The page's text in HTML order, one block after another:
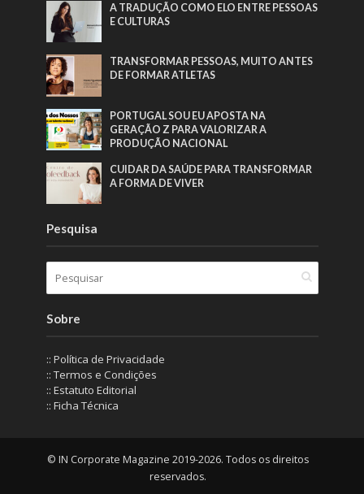
A TRADUÇÃO COMO ELO ENTRE PESSOAS
E CULTURAS
TRANSFORMAR PESSOAS, MUITO ANTES
DE FORMAR ATLETAS
PORTUGAL SOU EU APOSTA NA
GERAÇÃO Z PARA VALORIZAR A
PRODUÇÃO NACIONAL
CUIDAR DA SAÚDE PARA TRANSFORMAR
A FORMA DE VIVER
Pesquisa
Sobre
:: Política de Privacidade
:: Termos e Condições
:: Estatuto Editorial
:: Ficha Técnica
© IN Corporate Magazine 2019-2026. Todos os direitos
reservados.